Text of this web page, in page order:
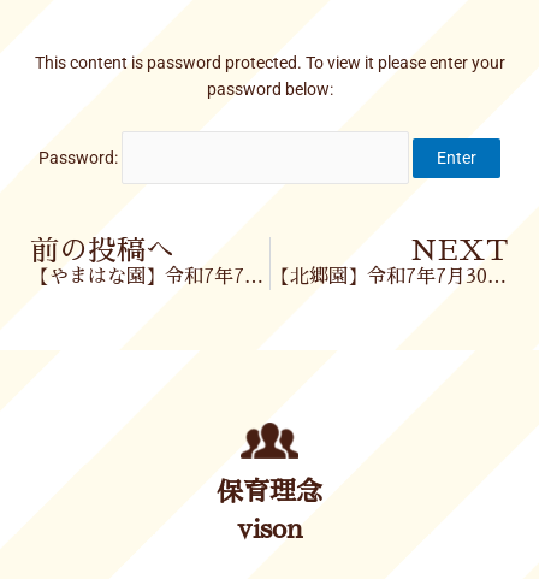
This content is password protected. To view it please enter your
password below:
Password:
Prev
前の投稿へ
【やまはな園】令和7年7月29日（火）
NEXT
【北郷園】令和7年7月30日(水)
保育理念
vison